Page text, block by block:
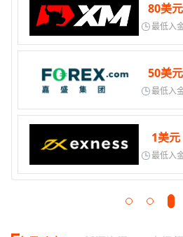
80美元
最低入
50美元
最低入
1美元
最低入